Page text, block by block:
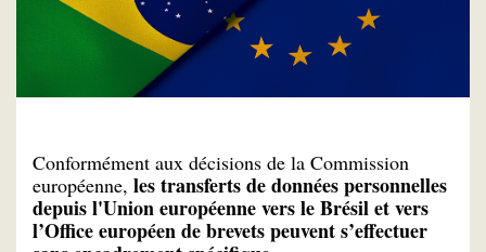
Conformément aux décisions de la Commission
européenne, les transferts de données personnelles
depuis l'Union européenne vers le Brésil et vers
l’Office européen de brevets peuvent s’effectuer